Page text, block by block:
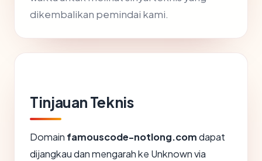
dikembalikan pemindai kami.
Tinjauan Teknis
Domain famouscode-notlong.comdapat
dijangkau dan mengarah ke Unknown via